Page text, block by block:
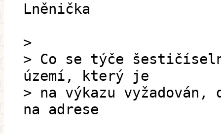
Lněnička
>
> Co se týče
území, který je
> na výkazu
na adrese